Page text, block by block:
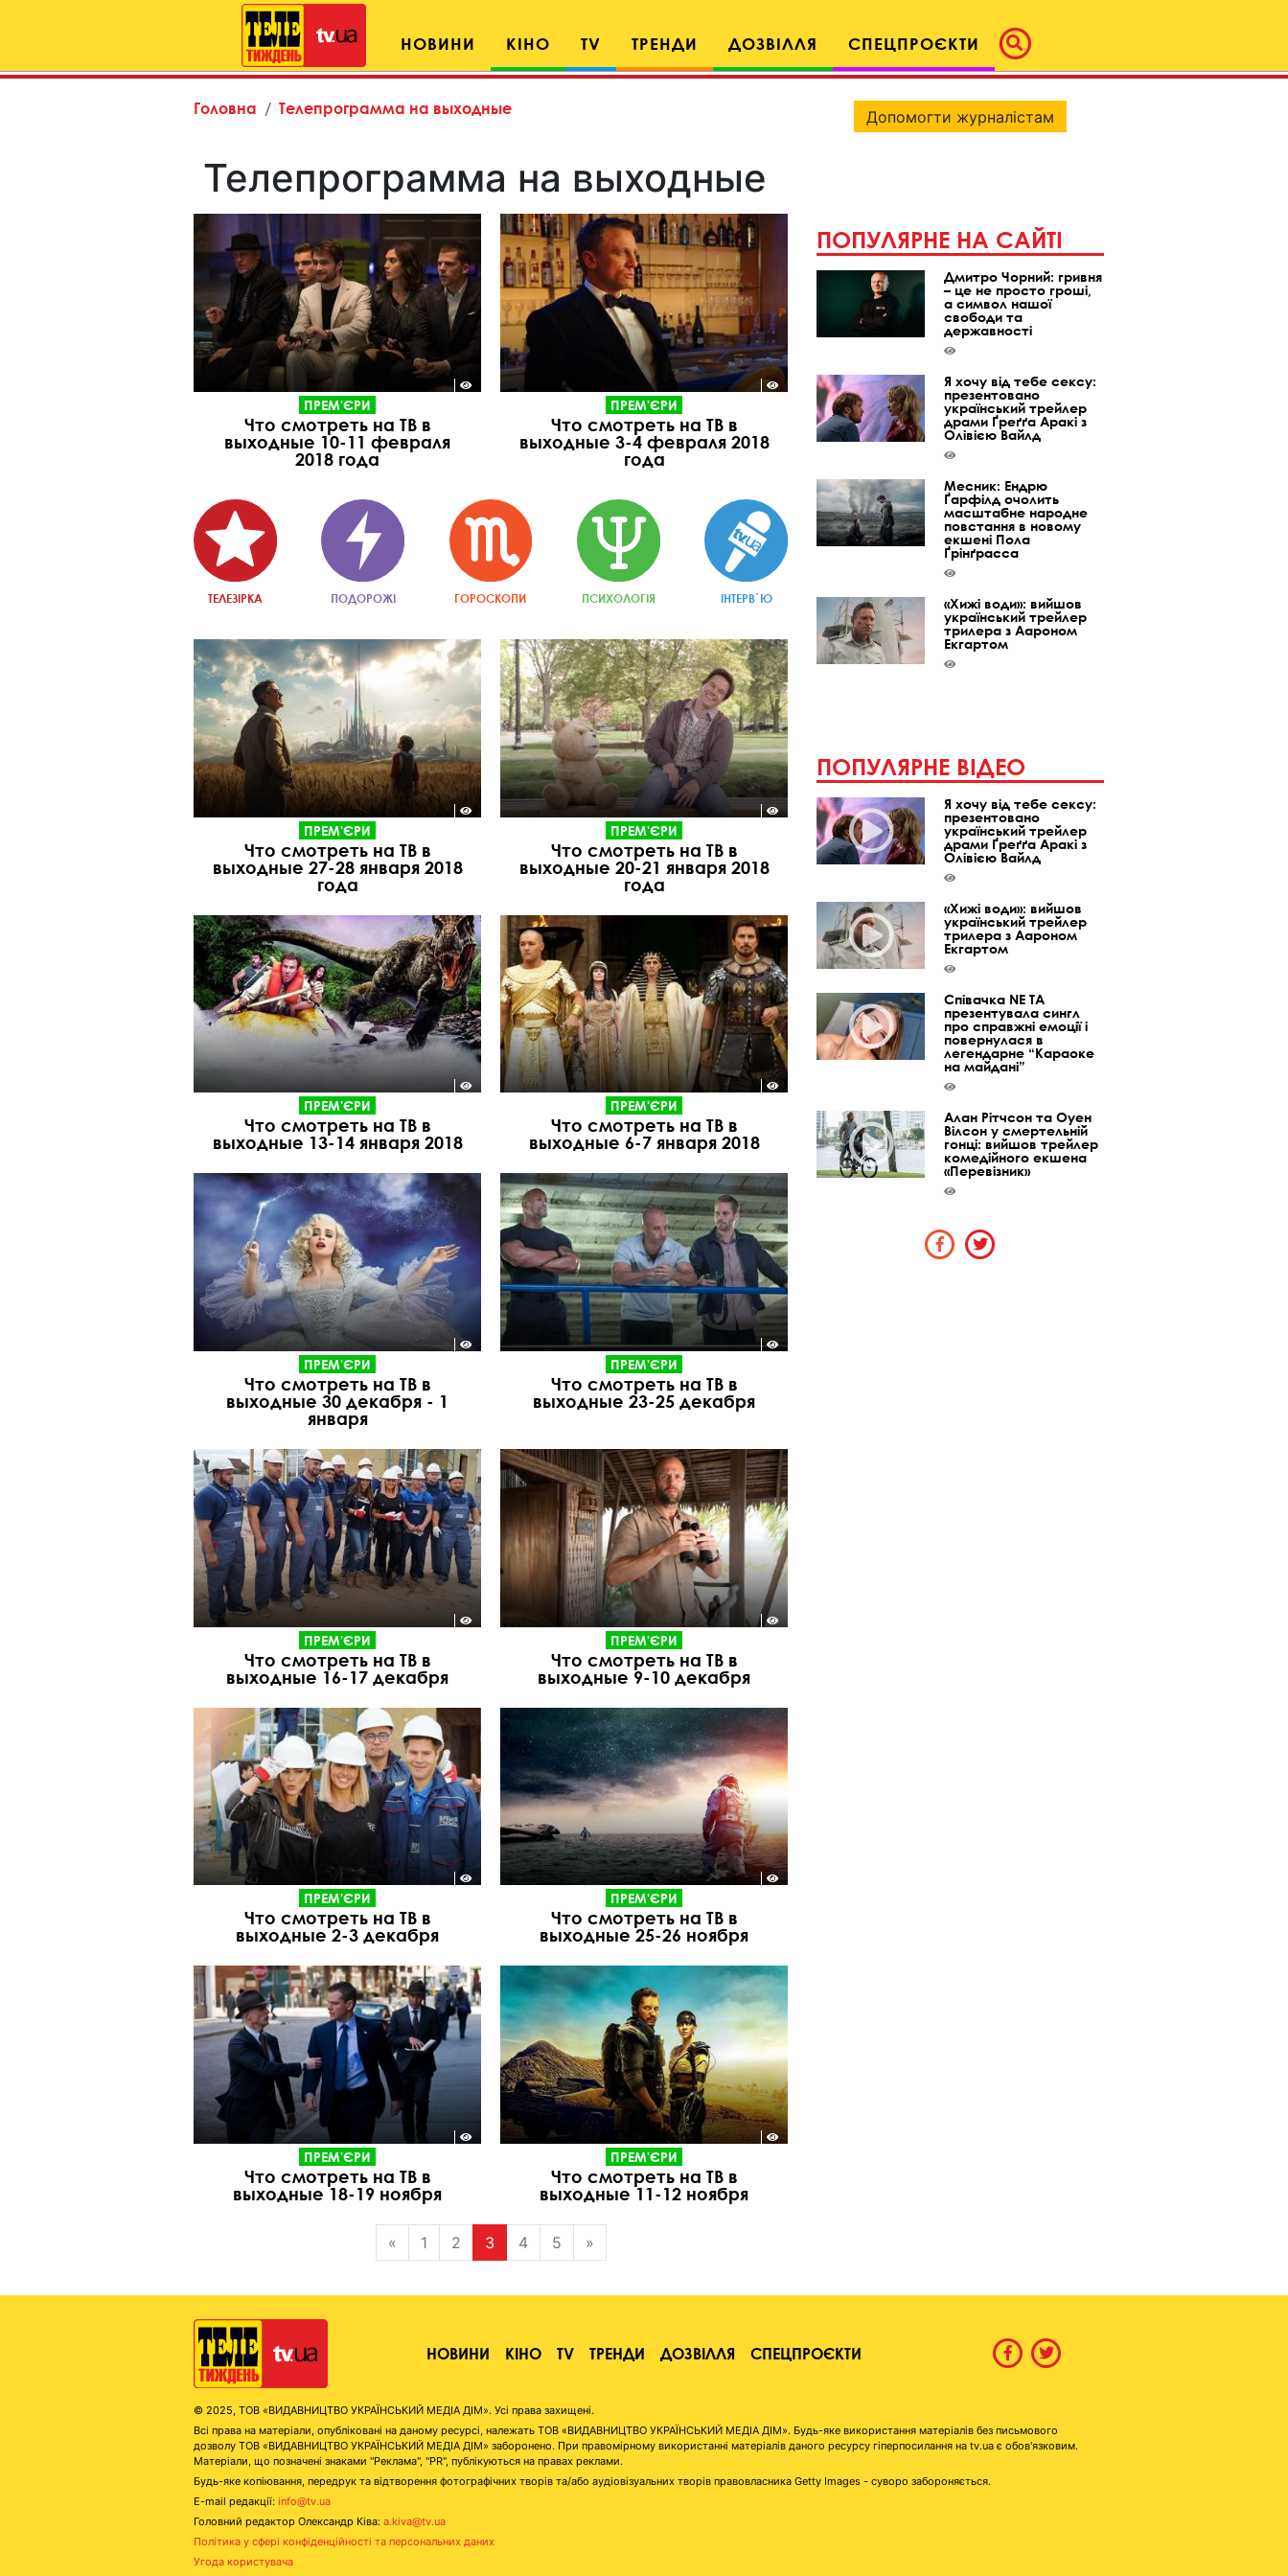
НОВИНИ КІНО TV ТРЕНДИ ДОЗВІЛЛЯ СПЕЦПРОЄКТИ
Головна Телепрограмма на выходные
Телепрограмма на выходные
ПРЕМ'ЄРИ
Что смотреть на ТВ в
выходные 10-11 февраля
2018 года
ПРЕМ'ЄРИ
Что смотреть на ТВ в
выходные 3-4 февраля 2018
года
ТЕЛЕЗІРКА ПОДОРОЖІ ГОРОСКОПИ ПСИХОЛОГІЯ ІНТЕРВ`Ю
ПРЕМ'ЄРИ
Что смотреть на ТВ в
выходные 27-28 января 2018
года
ПРЕМ'ЄРИ
Что смотреть на ТВ в
выходные 20-21 января 2018
года
ПРЕМ'ЄРИ
Что смотреть на ТВ в
выходные 13-14 января 2018
ПРЕМ'ЄРИ
Что смотреть на ТВ в
выходные 6-7 января 2018
ПРЕМ'ЄРИ
Что смотреть на ТВ в
выходные 30 декабря - 1
января
ПРЕМ'ЄРИ
Что смотреть на ТВ в
выходные 23-25 декабря
ПРЕМ'ЄРИ
Что смотреть на ТВ в
выходные 16-17 декабря
ПРЕМ'ЄРИ
Что смотреть на ТВ в
выходные 9-10 декабря
ПРЕМ'ЄРИ
Что смотреть на ТВ в
выходные 2-3 декабря
ПРЕМ'ЄРИ
Что смотреть на ТВ в
выходные 25-26 ноября
ПРЕМ'ЄРИ
Что смотреть на ТВ в
выходные 18-19 ноября
ПРЕМ'ЄРИ
Что смотреть на ТВ в
выходные 11-12 ноября
« 1 2 3 4 5 »
Допомогти журналістам
ПОПУЛЯРНЕ НА САЙТІ
Дмитро Чорний: гривня
– це не просто гроші,
а символ нашої
свободи та
державності
Я хочу від тебе сексу:
презентовано
український трейлер
драми Ґреґґа Аракі з
Олівією Вайлд
Месник: Ендрю
Ґарфілд очолить
масштабне народне
повстання в новому
екшені Пола
Ґрінґрасса
«Хижі води»: вийшов
український трейлер
трилера з Аароном
Екгартом
ПОПУЛЯРНЕ ВІДЕО
Я хочу від тебе сексу:
презентовано
український трейлер
драми Ґреґґа Аракі з
Олівією Вайлд
«Хижі води»: вийшов
український трейлер
трилера з Аароном
Екгартом
Співачка NE TA
презентувала сингл
про справжні емоції і
повернулася в
легендарне “Караоке
на майдані”
Алан Рітчсон та Оуен
Вілсон у смертельній
гонці: вийшов трейлер
комедійного екшена
«Перевізник»
НОВИНИ КІНО TV ТРЕНДИ ДОЗВІЛЛЯ СПЕЦПРОЄКТИ
© 2025, ТОВ «ВИДАВНИЦТВО УКРАЇНСЬКИЙ МЕДІА ДІМ». Усі права захищені.
Всі права на матеріали, опубліковані на даному ресурсі, належать ТОВ «ВИДАВНИЦТВО УКРАЇНСЬКИЙ МЕДІА ДІМ». Будь-яке використання матеріалів без письмового
дозволу ТОВ «ВИДАВНИЦТВО УКРАЇНСЬКИЙ МЕДІА ДІМ» заборонено. При правомірному використанні матеріалів даного ресурсу гіперпосилання на tv.ua є обов'язковим.
Матеріали, що позначені знаками "Реклама", "PR", публікуються на правах реклами.
Будь-яке копіювання, передрук та відтворення фотографічних творів та/або аудіовізуальних творів правовласника Getty Images - суворо забороняється.
E-mail редакції: info@tv.ua
Головний редактор Олександр Ківа: a.kiva@tv.ua
Політика у сфері конфіденційності та персональних даних
Угода користувача